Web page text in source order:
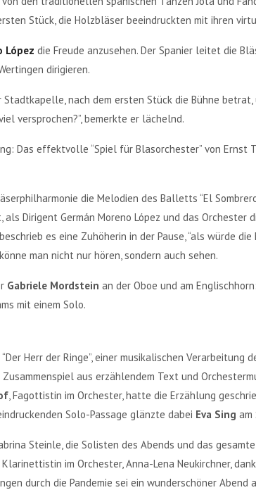
Stück, die Holzbläser beeindruckten mit ihren
López die Freude anzusehen. Der Spanier leitet die
dirigieren.
Stadtkapelle, nach dem ersten Stück die Bühne
versprochen?”, bemerkte er lächelnd.
Das effektvolle “Spiel für Blasorchester” von Ernst
die Melodien des Balletts “El
Dirigent Germán Moreno López und das Orchester
es eine Zuhöherin in der Pause, “als würde
man nicht nur hören, sondern auch sehen.
Gabriele Mordstein an der Oboe und am
mit einem Solo.
Herr der Ringe”, einer musikalischen Verarbeitung
aus erzählendem Text und
, Fagottistin im Orchester, hatte die Erzählung
Solo-Passage glänzte dabei Eva Sing am
Steinle, die Solisten des Abends und das
im Orchester, Anna-Lena Neukirchner,
durch die Pandemie sei ein wunderschöner